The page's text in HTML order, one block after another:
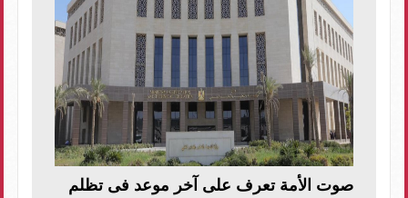
صوت الأمة تعرف على آخر موعد فى تظلم